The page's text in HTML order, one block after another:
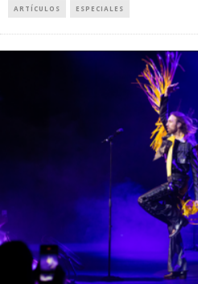
ARTÍCULOS ESPECIALES